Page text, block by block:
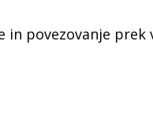
povezovanje